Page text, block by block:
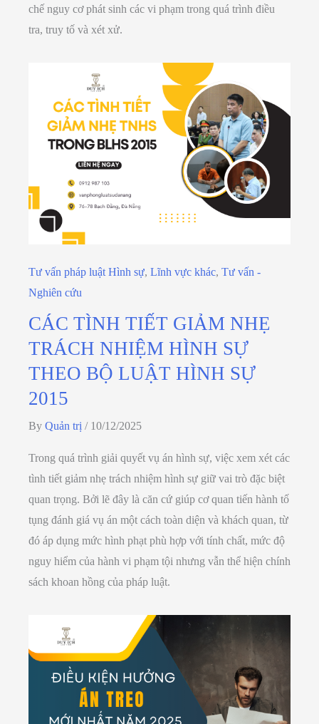
chế nguy cơ phát sinh các vi phạm trong quá trình điều
tra, truy tố và xét xử.
Tư vấn pháp luật Hình sự, Lĩnh vực khác, Tư vấn -
Nghiên cứu
CÁC TÌNH TIẾT GIẢM NHẸ
TRÁCH NHIỆM HÌNH SỰ
THEO BỘ LUẬT HÌNH SỰ
2015
By Quản trị / 10/12/2025
Trong quá trình giải quyết vụ án hình sự, việc xem xét các
tình tiết giảm nhẹ trách nhiệm hình sự giữ vai trò đặc biệt
quan trọng. Bởi lẽ đây là căn cứ giúp cơ quan tiến hành tố
tụng đánh giá vụ án một cách toàn diện và khách quan, từ
đó áp dụng mức hình phạt phù hợp với tính chất, mức độ
nguy hiểm của hành vi phạm tội nhưng vẫn thể hiện chính
sách khoan hồng của pháp luật.